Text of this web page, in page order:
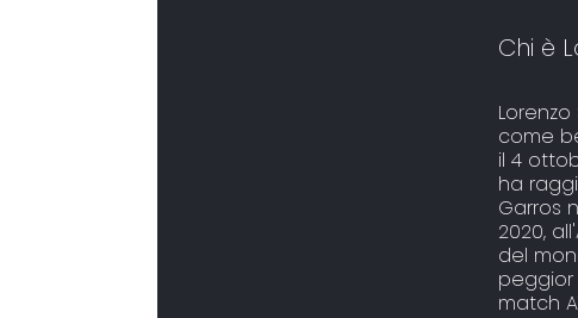
Chi è
come
il 4
ha
Garros
2020,
del
peggior
match